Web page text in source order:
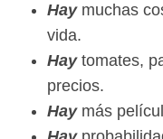
Haymuchas
vida.
Haytomates,
precios.
Haymás